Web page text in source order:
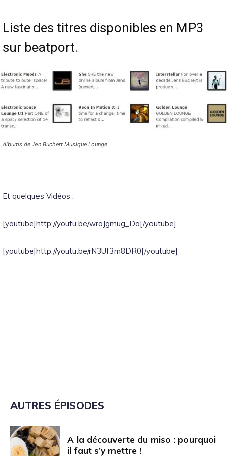
Liste des titres disponibles en MP3
sur beatport.
Albums de Jen Buchert Musique Lounge
Et quelques Vidéos :
[youtube]http://youtu.be/wroJgmug_Do[/youtube]
[youtube]http://youtu.be/rN3Uf3m8DR0[/youtube]
AUTRES ÉPISODES
A la découverte du miso : pourquoi
il faut s’y mettre !